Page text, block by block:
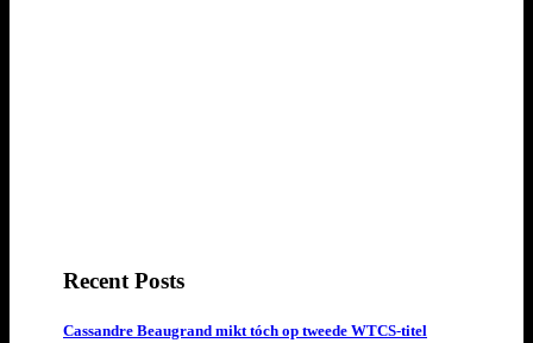
Recent Posts
Cassandre Beaugrand mikt tóch op tweede WTCS-titel